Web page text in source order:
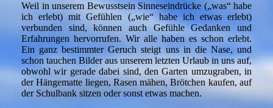
Weil in unserem Bewusstsein Sinneseindrücke („was“ habe
ich erlebt) mit Gefühlen („wie“ habe ich etwas erlebt)
verbunden sind, können auch Gefühle Gedanken und
Erfahrungen hervorrufen. Wir alle haben es schon erlebt.
Ein ganz bestimmter Geruch steigt uns in die Nase, und
schon tauchen Bilder aus unserem letzten Urlaub in uns auf,
obwohl wir gerade dabei sind, den Garten umzugraben, in
der Hängematte liegen, Rasen mähen, Brötchen kaufen, auf
der Schulbank sitzen oder sonst etwas machen.